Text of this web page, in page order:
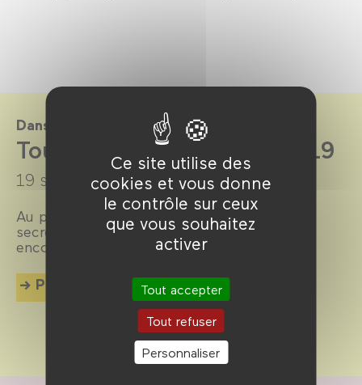
Ce site utilise des
cookies et vous donne
le contrôle sur ceux
que vous souhaitez
activer
Tout accepter
Tout refuser
Personnaliser
Dans le cadre de
Tout’anim saison 2018-2019
19 septembre 2018 → 20 juin 2019
Au programme chaque mois, rencontres,
secrets de fabrication, avant-premières ou
encore films inédits !
Plus d'info